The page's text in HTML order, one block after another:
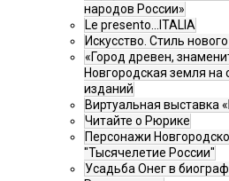
народов России»
Le presento...ITALIA
Искусство. Стиль
«Город древен,
Новгородская земля
изданий
Виртуальная выставка
Читайте о Рюрике
Персонажи
"Тысячелетие России"
Усадьба Онег в